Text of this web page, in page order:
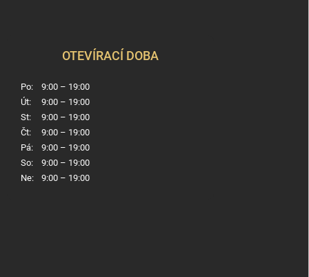
OTEVÍRACÍ DOBA
Po:
9:00 – 19:00
Út:
9:00 – 19:00
St:
9:00 – 19:00
Čt:
9:00 – 19:00
Pá:
9:00 – 19:00
So:
9:00 – 19:00
Ne:
9:00 – 19:00